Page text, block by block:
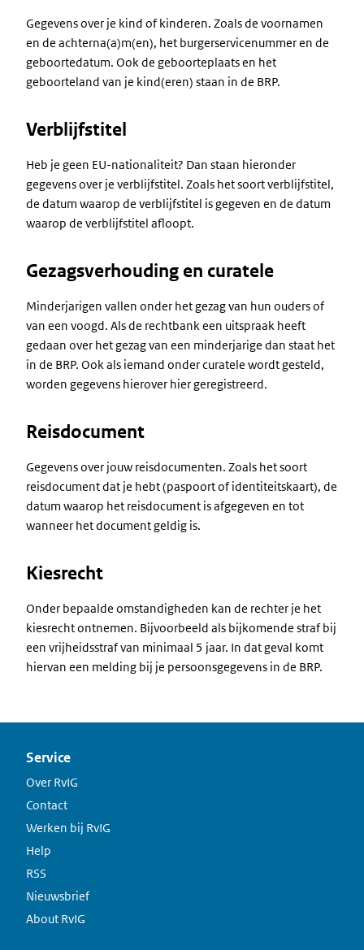
Gegevens over je kind of kinderen. Zoals de voornamen
en de achterna(a)m(en), het burgerservicenummer en de
geboortedatum. Ook de geboorteplaats en het
geboorteland van je kind(eren) staan in de BRP.
Verblijfstitel
Heb je geen EU-nationaliteit? Dan staan hieronder
gegevens over je verblijfstitel. Zoals het soort verblijfstitel,
de datum waarop de verblijfstitel is gegeven en de datum
waarop de verblijfstitel afloopt.
Gezagsverhouding en curatele
Minderjarigen vallen onder het gezag van hun ouders of
van een voogd. Als de rechtbank een uitspraak heeft
gedaan over het gezag van een minderjarige dan staat het
in de BRP. Ook als iemand onder curatele wordt gesteld,
worden gegevens hierover hier geregistreerd.
Reisdocument
Gegevens over jouw reisdocumenten. Zoals het soort
reisdocument dat je hebt (paspoort of identiteitskaart), de
datum waarop het reisdocument is afgegeven en tot
wanneer het document geldig is.
Kiesrecht
Onder bepaalde omstandigheden kan de rechter je het
kiesrecht ontnemen. Bijvoorbeeld als bijkomende straf bij
een vrijheidsstraf van minimaal 5 jaar. In dat geval komt
hiervan een melding bij je persoonsgegevens in de BRP.
Service
Over RvIG
Contact
Werken bij RvIG
Help
RSS
Nieuwsbrief
About RvIG